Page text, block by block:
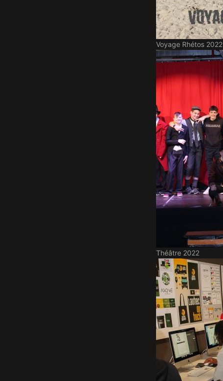
Voyage Rhétos 2022
Théâtre 2022